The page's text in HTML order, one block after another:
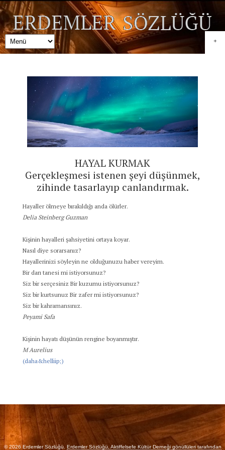
+
HAYAL KURMAK
Gerçekleşmesi istenen şeyi düşünmek,
zihinde tasarlayıp canlandırmak.
Hayaller ölmeye bırakıldığı anda ölürler.
Delia Steinberg Guzman
Kişinin hayalleri şahsiyetini ortaya koyar.
Nasıl diye sorarsanız?
Hayallerinizi söyleyin ne olduğunuzu haber vereyim.
Bir darı tanesi mi istiyorsunuz?
Siz bir serçesiniz Bir kuzumu istiyorsunuz?
Siz bir kurtsunuz Bir zafer mi istiyorsunuz?
Siz bir kahramansınız.
Peyami Safa
Kişinin hayatı düşünün rengine boyanmıştır.
M Aurelius
(daha&helliip;)
© 2026 Erdemler Sözlüğü. Erdemler Sözlüğü, Aktiffelsefe Kültür Derneği gönüllüleri tarafından